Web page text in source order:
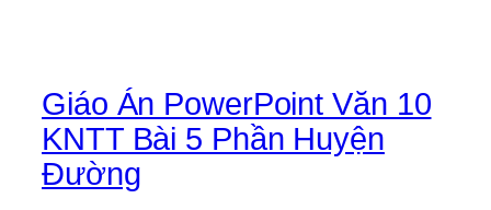
Giáo Án PowerPoint Văn 10
KNTT Bài 5 Phần Huyện
Đường